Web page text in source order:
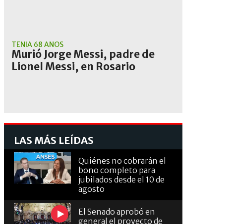
TENÍA 68 AÑOS
Murió Jorge Messi, padre de
Lionel Messi, en Rosario
LAS MÁS LEÍDAS
Quiénes no cobrarán el
bono completo para
jubilados desde el 10 de
agosto
El Senado aprobó en
general el proyecto de